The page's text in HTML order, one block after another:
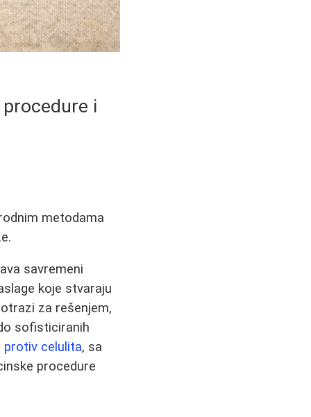
i
metodama
savremeni
koje stvaraju
za rešenjem,
sofisticiranih
protiv celulita, sa
procedure